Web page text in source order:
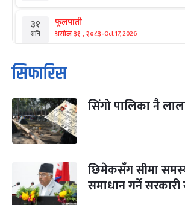
३१
शनि
फूलपाती
असोज ३१ , २०८३-Oct 17, 2026
१
आइत
कार्तिक सङ्क्रान्ति
कार्तिक १, २०८३
३
मंगल
महानवमी
कार्तिक ३, २०८३
४
कार्तिक ४, २०८३ -Oct 21, 2026
५ पापा‌ङ्कुशा एकादशी व्रत
सिफारिस
सिंगो पालिका नै
छिमेकसँग सीमा
समाधान गर्ने